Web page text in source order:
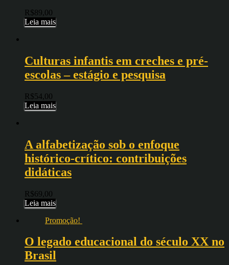
R$89,00
Leia mais
Culturas infantis em creches e pré-
escolas – estágio e pesquisa
R$54,00
Leia mais
A alfabetização sob o enfoque
histórico-crítico: contribuições
didáticas
R$69,00
Leia mais
Promoção!
O legado educacional do século XX no
Brasil